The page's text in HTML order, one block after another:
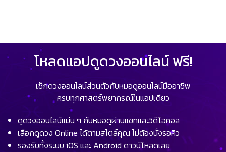
โหลดแอปดูดวงออนไลน์ ฟรี!
เช็กดวงออนไลน์ส่วนตัวกับหมอดูออนไลน์มืออาชีพ
ครบทุกศาสตร์พยากรณ์ในแอปเดียว
ดูดวงออนไลน์แม่น ๆ กับหมอดูผ่านแชทและวิดีโอคอล
เลือกดูดวง Online ได้ตามสไตล์คุณ ไม่ต้องนั่งรอคิว
รองรับทั้งระบบ iOS และ Android ดาวน์โหลดเลย